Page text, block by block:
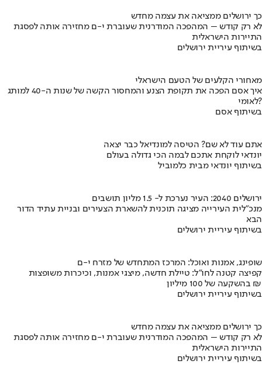
כך ירושלים ממציאה את עצמה מחדש
לא רק קודש – המהפכה המודרנית שעוברת י-ם מחזירה אותה לפסגת
התיירות הישראלית
בשיתוף עיריית ירושלים
מאחורי הקלעים של הטעם הישראלי
איך אסם הפכה את תקופת הצנע והמחסור הקשה של שנות ה-40 למותג
לאומי?
בשיתוף אסם
אתם עוד לא שם? הטיסה למונדיאל כבר יצאה
יונדאי לוקחת אתכם לבמה הכי גדולה בעולם
בשיתוף יונדאי מבית כלמוביל
ירושלים 2040: העיר נערכת ל- 1.5 מליון תושבים
מנכ"לית העירייה מציגה תוכנית להשארת הצעירים ובניית עתיד הדור
הבא
בשיתוף עיריית ירושלים
שופינג, אמנות ואוכל: המרכז המתחדש של מזרח י-ם
קפיצה קטנה לחו"ל: טיילת חדשה, מיצגי אמנות, וכיכרות משופצות
בהשקעה של 100 מיליון ₪
בשיתוף עיריית ירושלים
כך ירושלים ממציאה את עצמה מחדש
לא רק קודש – המהפכה המודרנית שעוברת י-ם מחזירה אותה לפסגת
התיירות הישראלית
בשיתוף עיריית ירושלים